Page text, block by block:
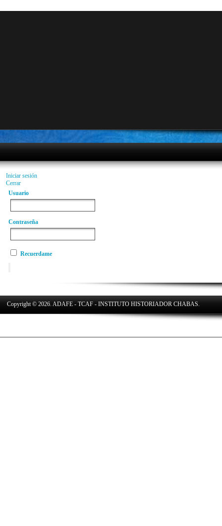
Iniciar sesión
Cerrar
Usuario
Contraseña
Recuerdame
Copyright © 2026. ADAFE - TCAF - INSTITUTO HISTORIADOR CHABAS.